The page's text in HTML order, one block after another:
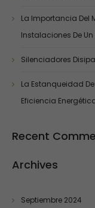
La Importancia Del
Instalaciones De
Silenciadores
La Estanqueidad
Eficiencia
Recent
Archives
Septiembre 2024